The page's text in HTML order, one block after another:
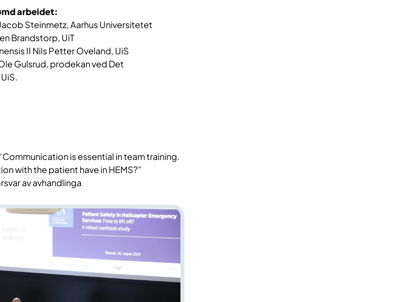
arbeidet:
Steinmetz, Aarhus Universitetet
Brandstorp, UiT
II Nils Petter Oveland, UiS
Gulsrud, prodekan ved Det
is essential in team training.
with the patient have in HEMS?”
av avhandlinga